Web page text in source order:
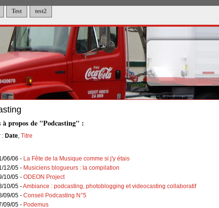
Test test2
à propos de "Podcasting" :
: Date, Titre
06/06 - La Fête de la Musique comme si j'y étais
12/05 - Musiciens blogueurs : la compilation
10/05 - ODEON Project
10/05 -Ambiance : podcasting, photoblogging et videocasting collaboratif
09/05 - Conseil Podcasting N°5
09/05 - Podemus